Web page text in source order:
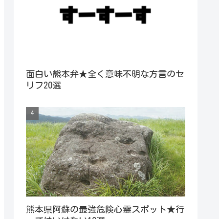
面白い熊本弁★全く意味不明な方言のセ
リフ20選
熊本県阿蘇の最強危険心霊スポット★行